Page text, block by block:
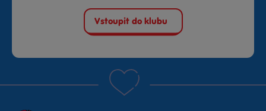
Vstoupit do klubu